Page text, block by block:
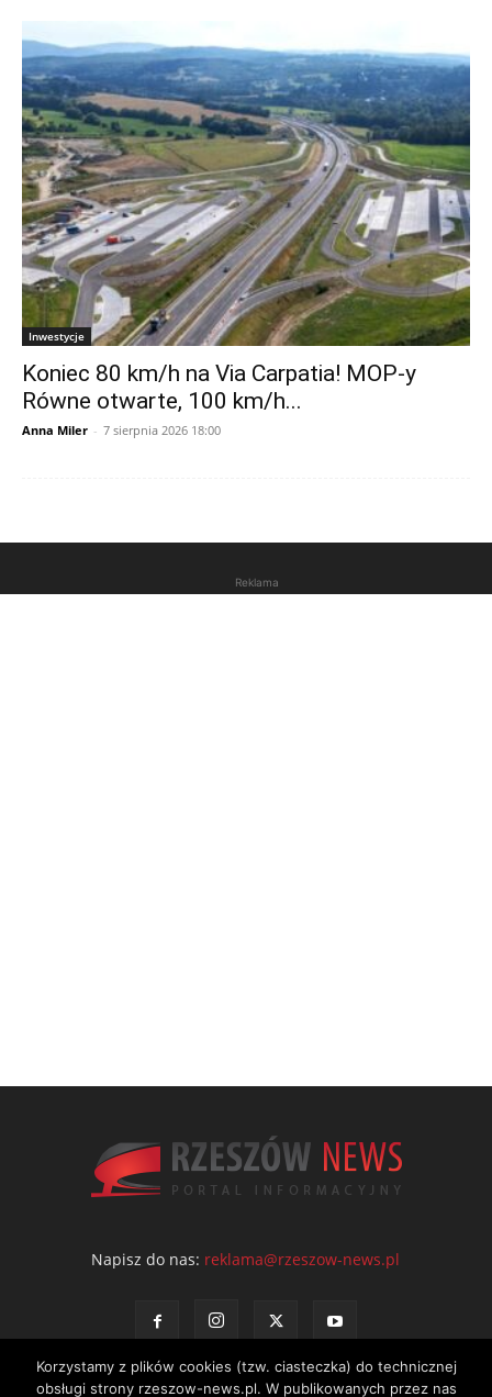
Inwestycje
Koniec 80 km/h na Via Carpatia! MOP-y
Równe otwarte, 100 km/h...
Anna Miler - 7 sierpnia 2026 18:00
Reklama
Napisz do nas: reklama@rzeszow-news.pl
Korzystamy z plików cookies (tzw. ciasteczka) do technicznej
obsługi strony rzeszow-news.pl. W publikowanych przez nas